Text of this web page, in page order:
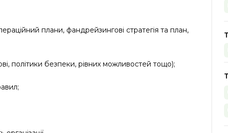
плани, фандрейзингові стратегія та план,
політики безпеки, рівних можливостей тощо);